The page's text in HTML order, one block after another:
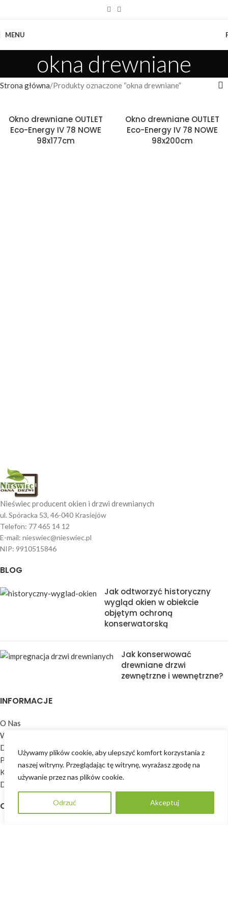
Używamy plików cookie, aby ulepszyć komfort korzystania z
naszej witryny. Przeglądając tę ​​witrynę, wyrażasz zgodę na
używanie przez nas plików cookie.
Odrzuć Akceptuj
MENU
okna drewniane
Strona główna Produkty oznaczone “okna drewniane”
Okno drewniane OUTLET
Eco-Energy IV 78 NOWE
98x177cm
Okno drewniane OUTLET
Eco-Energy IV 78 NOWE
98x200cm
Nieświec producent okien i drzwi drewnianych
ul. Spóracka 53, 46-040 Krasiejów
Telefon: 77 465 14 12
E-mail: nieswiec@nieswiec.pl
NIP: 9910515846
POPROŚ O WYCENĘ
BLOG
Jak odtworzyć historyczny
wygląd okien w obiekcie
objętym ochroną
konserwatorską
Jak konserwować
drewniane drzwi
zewnętrzne i wewnętrzne?
INFORMACJE
O Nas
Współpraca dla firm
Dla architektów i projektantów
Polityka prywatności
Kontakt
Dodaj opinię
OFERTA